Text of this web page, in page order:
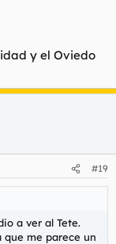
y el Oviedo
#19
a ver al Tete.
que me parece un